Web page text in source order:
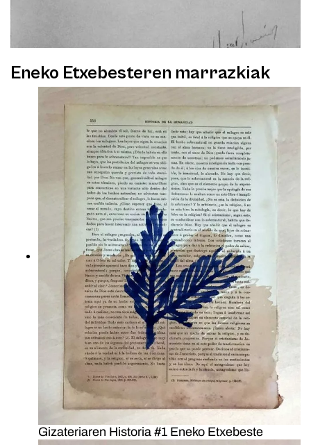
Eneko Etxebesteren marrazkiak
Gizateriaren Historia #1 Eneko Etxebeste